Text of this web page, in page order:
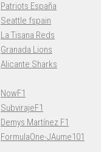
Patriots España
Seattle fspain
La Tisana Reds
Granada Lions
Alicante Sharks
NowF1
SubvirajeF1
Demys Martínez F1
FormulaOne-JAume101